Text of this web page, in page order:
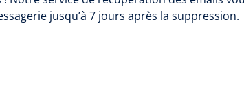
jusqu’à 7 jours après la suppression.